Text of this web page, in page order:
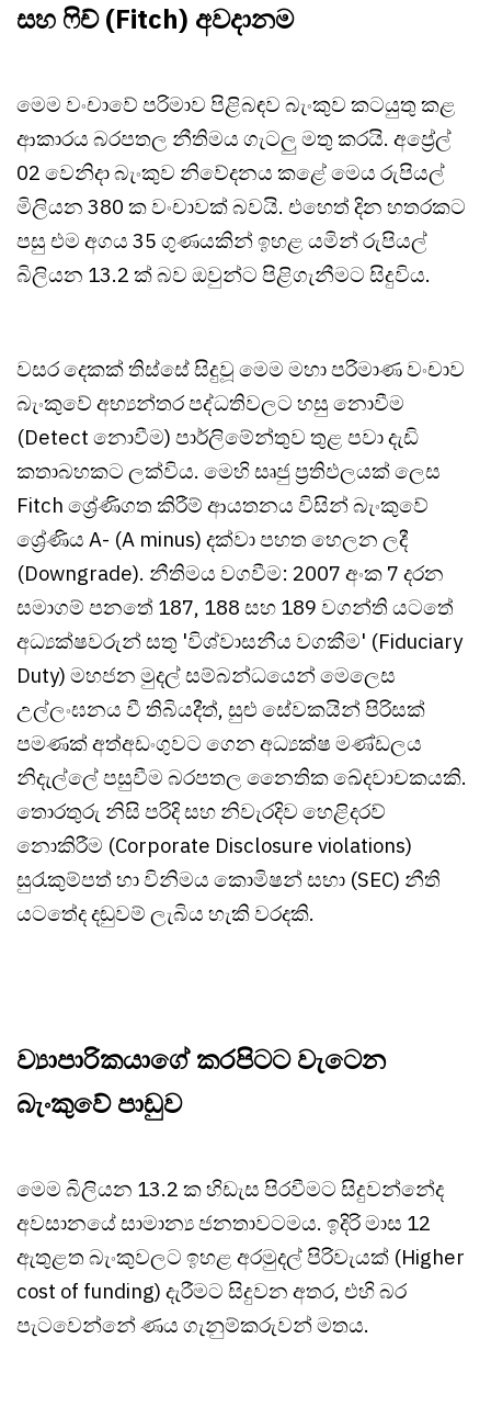
සහ ෆිච් (Fitch) අවදානම
මෙම වංචාවේ පරිමාව පිළිබඳව බැංකුව කටයුතු කළ
ආකාරය බරපතල නීතිමය ගැටලු මතු කරයි. අප්‍රේල්
02 වෙනිදා බැංකුව නිවේදනය කළේ මෙය රුපියල්
මිලියන 380 ක වංචාවක් බවයි. එහෙත් දින හතරකට
පසු එම අගය 35 ගුණයකින් ඉහළ යමින් රුපියල්
බිලියන 13.2 ක් බව ඔවුන්ට පිළිගැනීමට සිදුවිය.
වසර දෙකක් තිස්සේ සිදුවූ මෙම මහා පරිමාණ වංචාව
බැංකුවේ අභ්‍යන්තර පද්ධතිවලට හසු නොවීම
(Detect නොවීම) පාර්ලිමේන්තුව තුළ පවා දැඩි
කතාබහකට ලක්විය. මෙහි සෘජු ප්‍රතිඵලයක් ලෙස
Fitch ශ්‍රේණිගත කිරීම් ආයතනය විසින් බැංකුවේ
ශ්‍රේණිය A- (A minus) දක්වා පහත හෙලන ලදී
(Downgrade). නීතිමය වගවීම: 2007 අංක 7 දරන
සමාගම් පනතේ 187, 188 සහ 189 වගන්ති යටතේ
අධ්‍යක්ෂවරුන් සතු 'විශ්වාසනීය වගකීම' (Fiduciary
Duty) මහජන මුදල් සම්බන්ධයෙන් මෙලෙස
උල්ලංඝනය වී තිබියදීත්, සුළු සේවකයින් පිරිසක්
පමණක් අත්අඩංගුවට ගෙන අධ්‍යක්ෂ මණ්ඩලය
නිදැල්ලේ පසුවීම බරපතල නෛතික ඛේදවාචකයකි.
තොරතුරු නිසි පරිදි සහ නිවැරදිව හෙළිදරව්
නොකිරීම (Corporate Disclosure violations)
සුරැකුම්පත් හා විනිමය කොමිෂන් සභා (SEC) නීති
යටතේද දඬුවම් ලැබිය හැකි වරදකි.
ව්‍යාපාරිකයාගේ කරපිටට වැටෙන
බැංකුවේ පාඩුව
මෙම බිලියන 13.2 ක හිඩැස පිරවීමට සිදුවන්නේද
අවසානයේ සාමාන්‍ය ජනතාවටමය. ඉදිරි මාස 12
ඇතුළත බැංකුවලට ඉහළ අරමුදල් පිරිවැයක් (Higher
cost of funding) දැරීමට සිදුවන අතර, එහි බර
පැටවෙන්නේ ණය ගැනුම්කරුවන් මතය.